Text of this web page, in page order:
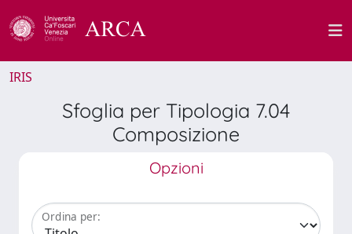
IRIS
Sfoglia per Tipologia 7.04
Composizione
Opzioni
Ordina per: